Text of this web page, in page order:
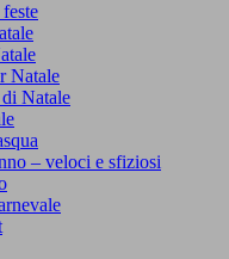
Natale
Natale
– veloci e sfiziosi